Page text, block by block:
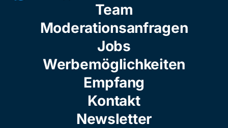
Team
Moderationsanfragen
Jobs
Werbemöglichkeiten
Empfang
Kontakt
Newsletter